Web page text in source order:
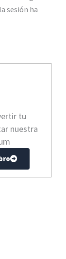
sesión ha
tu
nuestra